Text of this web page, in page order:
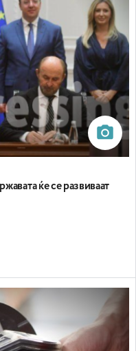
ќе се развиваат